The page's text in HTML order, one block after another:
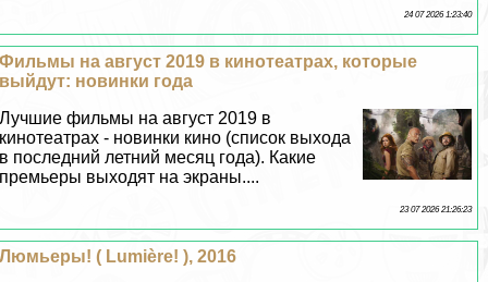
24 07 2026 1:23:40
Фильмы на август 2019 в кинотеатрах, которые
выйдут: новинки года
Лучшие фильмы на август 2019 в
кинотеатрах - новинки кино (список выхода
в последний летний месяц года). Какие
премьеры выходят на экраны....
23 07 2026 21:26:23
Люмьеры! ( Lumière! ), 2016